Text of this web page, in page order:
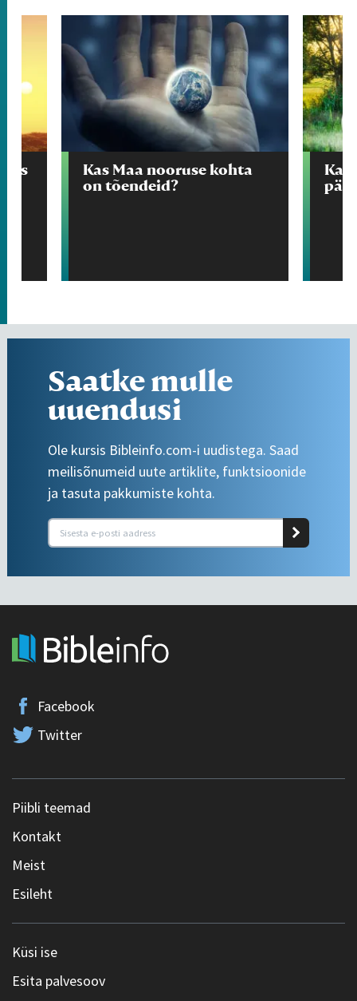
Kas Maa nooruse kohta
on tõendeid?
Saatke mulle
uuendusi
Ole kursis Bibleinfo.com-i uudistega. Saad
meilisõnumeid uute artiklite, funktsioonide
ja tasuta pakkumiste kohta.
Facebook
Twitter
Piibli teemad
Kontakt
Meist
Esileht
Küsi ise
Esita palvesoov